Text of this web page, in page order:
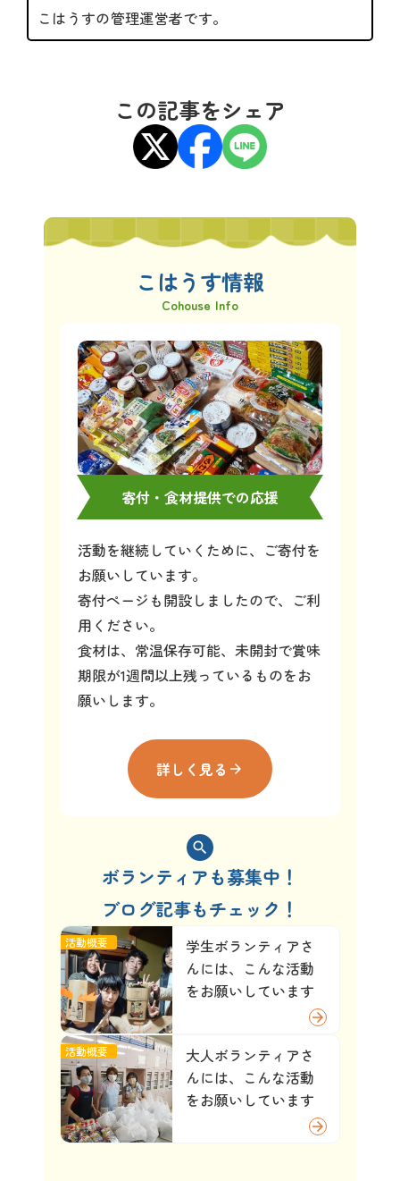
こはうすの管理運営者です。
この記事をシェア
こはうす情報
Cohouse Info
寄付・食材提供での応援
活動を継続していくために、ご寄付を
お願いしています。
寄付ページも開設しましたので、ご利
用ください。
食材は、常温保存可能、未開封で賞味
期限が1週間以上残っているものをお
願いします。
詳しく見る arrow_forward
search
ボランティアも募集中！
ブログ記事もチェック！
学生ボランティアさ
んには、こんな活動
をお願いしています
arrow_forward
活動概要
大人ボランティアさ
んには、こんな活動
をお願いしています
arrow_forward
活動概要